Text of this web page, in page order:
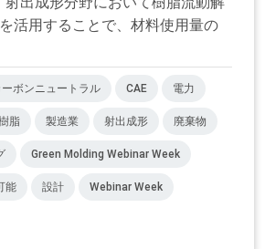
活用することで、材料使用量の
ーボンニュートラル CAE 電力
脂 製造業 射出成形 廃棄物
Green Molding Webinar Week
能 設計 Webinar Week